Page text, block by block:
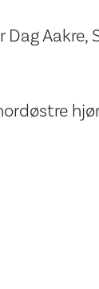
Aakre,